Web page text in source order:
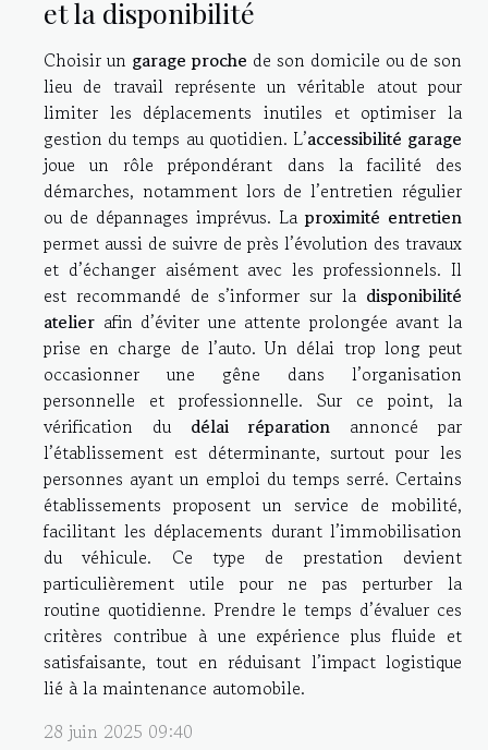
et la disponibilité
Choisir un garage proche de son domicile ou de son
lieu de travail représente un véritable atout pour
limiter les déplacements inutiles et optimiser la
gestion du temps au quotidien. L’accessibilité garage
joue un rôle prépondérant dans la facilité des
démarches, notamment lors de l’entretien régulier
ou de dépannages imprévus. La proximité entretien
permet aussi de suivre de près l’évolution des travaux
et d’échanger aisément avec les professionnels. Il
est recommandé de s’informer sur la disponibilité
atelier afin d’éviter une attente prolongée avant la
prise en charge de l’auto. Un délai trop long peut
occasionner une gêne dans l’organisation
personnelle et professionnelle. Sur ce point, la
vérification du délai réparation annoncé par
l’établissement est déterminante, surtout pour les
personnes ayant un emploi du temps serré. Certains
établissements proposent un service de mobilité,
facilitant les déplacements durant l’immobilisation
du véhicule. Ce type de prestation devient
particulièrement utile pour ne pas perturber la
routine quotidienne. Prendre le temps d’évaluer ces
critères contribue à une expérience plus fluide et
satisfaisante, tout en réduisant l’impact logistique
lié à la maintenance automobile.
28 juin 2025 09:40